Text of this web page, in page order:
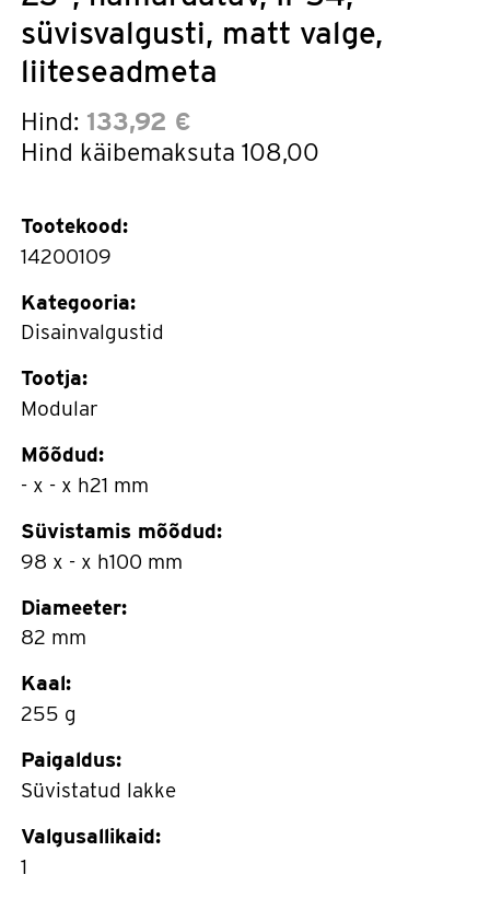
süvisvalgusti, matt valge,
liiteseadmeta
Hind: 133,92 €
Hind käibemaksuta 108,00
Tootekood:
14200109
Kategooria:
Disainvalgustid
Tootja:
Modular
Mõõdud:
- x - x h21 mm
Süvistamis mõõdud:
98 x - x h100 mm
Diameeter:
82 mm
Kaal:
255 g
Paigaldus:
Süvistatud lakke
Valgusallikaid:
1